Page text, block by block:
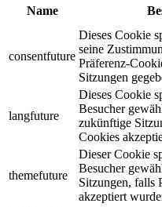
Name
consentfuture
Dieses Cookie
seine
Präferenz-
Sitzungen
langfuture
Dieses Cookie
Besucher
zukünftige
Cookies
themefuture
Dieser Cookie
Besucher
Sitzungen, falls
akzeptiert